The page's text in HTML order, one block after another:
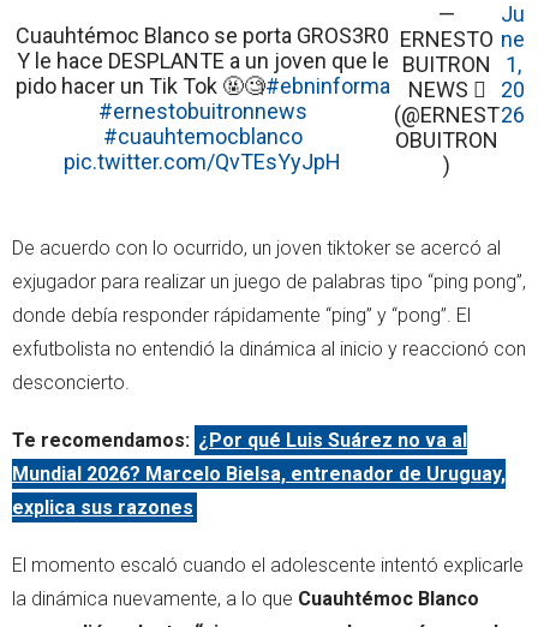
Cuauhtémoc Blanco se porta GROS3R0
Y le hace DESPLANTE a un joven que le
pido hacer un Tik Tok 🤬🧐#ebninforma
#ernestobuitronnews
#cuauhtemocblanco
pic.twitter.com/QvTEsYyJpH
—
ERNESTO
BUITRON
NEWS 
(@ERNEST
OBUITRON
)
Ju
ne
1,
20
26
De acuerdo con lo ocurrido, un joven tiktoker se acercó al
exjugador para realizar un juego de palabras tipo “ping pong”,
donde debía responder rápidamente “ping” y “pong”. El
exfutbolista no entendió la dinámica al inicio y reaccionó con
desconcierto.
Te recomendamos: ¿Por qué Luis Suárez no va al
Mundial 2026? Marcelo Bielsa, entrenador de Uruguay,
explica sus razones
El momento escaló cuando el adolescente intentó explicarle
la dinámica nuevamente, a lo que Cuauhtémoc Blanco